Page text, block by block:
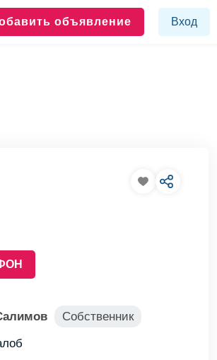
объявление Вход
Собственник